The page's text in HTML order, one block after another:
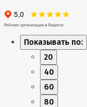
Показывать по:
20
40
60
80